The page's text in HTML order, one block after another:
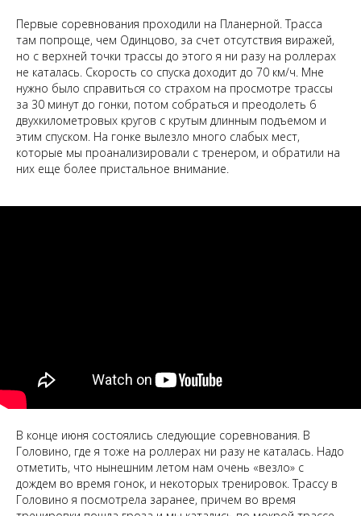
Первые соревнования проходили на Планерной. Трасса
там попроще, чем Одинцово, за счет отсутствия виражей,
но с верхней точки трассы до этого я ни разу на роллерах
не каталась. Скорость со спуска доходит до 70 км/ч. Мне
нужно было справиться со страхом на просмотре трассы
за 30 минут до гонки, потом собраться и преодолеть 6
двухкилометровых кругов с крутым длинным подъемом и
этим спуском. На гонке вылезло много слабых мест,
которые мы проанализировали с тренером, и обратили на
них еще более пристальное внимание.
В конце июня состоялись следующие соревнования. В
Головино, где я тоже на роллерах ни разу не каталась. Надо
отметить, что нынешним летом нам очень «везло» с
дождем во время гонок, и некоторых тренировок. Трассу в
Головино я посмотрела заранее, причем во время